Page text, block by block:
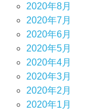
2020年8月
2020年7月
2020年6月
2020年5月
2020年4月
2020年3月
2020年2月
2020年1月